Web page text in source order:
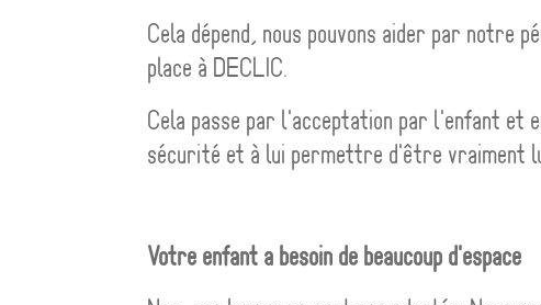
Cela dépend, nous pouvons aider par notre
place à DECLIC.
Cela passe par l'acceptation par l'enfant et
sécurité et à lui permettre d'être vraiment
Votre enfant a besoin de beaucoup d'espace